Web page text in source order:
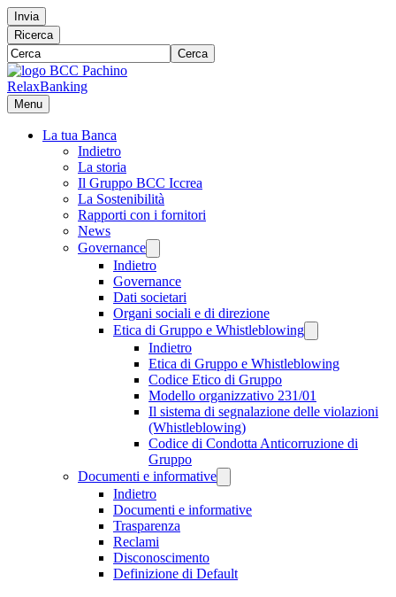
Invia
Ricerca
Cerca
RelaxBanking
Menu
La tua Banca
Indietro
La storia
Il Gruppo BCC Iccrea
La Sostenibilità
Rapporti con i fornitori
News
Governance
Indietro
Governance
Dati societari
Organi sociali e di direzione
Etica di Gruppo e Whistleblowing
Indietro
Etica di Gruppo e Whistleblowing
Codice Etico di Gruppo
Modello organizzativo 231/01
Il sistema di segnalazione delle violazioni
(Whistleblowing)
Codice di Condotta Anticorruzione di
Gruppo
Documenti e informative
Indietro
Documenti e informative
Trasparenza
Reclami
Disconoscimento
Definizione di Default